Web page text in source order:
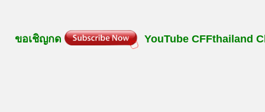
ขอเชิญกด YouTube CFFthailand